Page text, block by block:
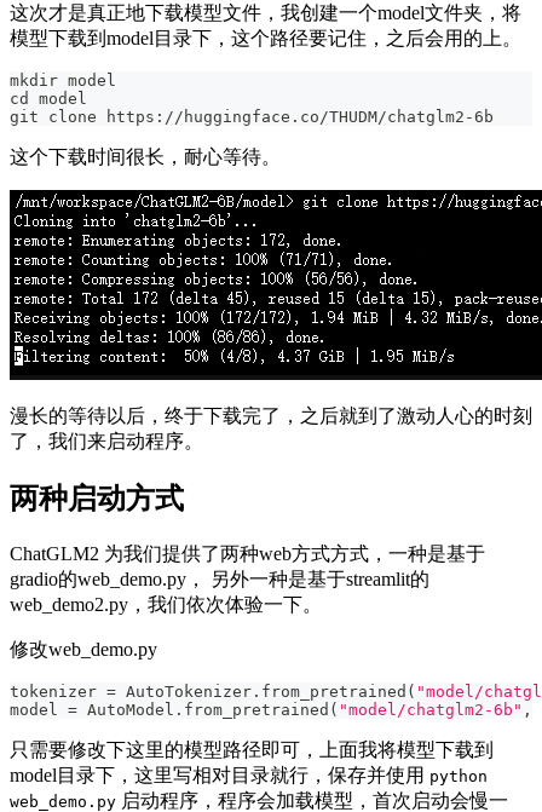
这次才是真正地下载模型文件，我创建一个model文件夹，将
模型下载到model目录下，这个路径要记住，之后会用的上。
mkdir model
cd model
git clone https://huggingface.co/THUDM/chatglm2-6b
这个下载时间很长，耐心等待。
漫长的等待以后，终于下载完了，之后就到了激动人心的时刻
了，我们来启动程序。
两种启动方式
ChatGLM2 为我们提供了两种web方式方式，一种是基于
gradio的web_demo.py， 另外一种是基于streamlit的
web_demo2.py，我们依次体验一下。
修改web_demo.py
tokenizer = AutoTokenizer . from_pretrained ( "model/
model = AutoModel . from_pretrained ( "model/chatglm2-6b" ,
只需要修改下这里的模型路径即可，上面我将模型下载到
model目录下，这里写相对目录就行，保存并使用 python
web_demo.py 启动程序，程序会加载模型，首次启动会慢一